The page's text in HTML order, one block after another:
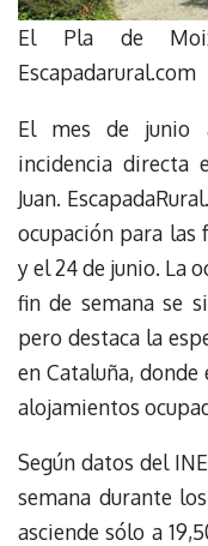
El Pla de
Escapadarural.com
El mes de junio
incidencia directa
Juan.
ocupación para las
y el 24 de junio. La
fin de semana se
pero destaca la
en Cataluña, donde
alojamientos
Según datos del
semana durante
asciende sólo a